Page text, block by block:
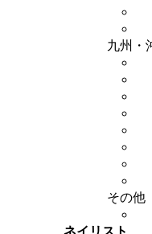
九州・
その他
ネイリスト